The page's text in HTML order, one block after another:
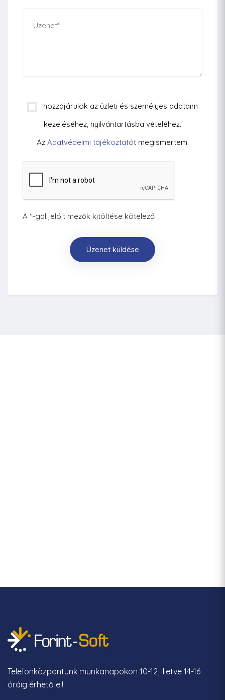
hozzájárulok az üzleti és személyes adataim
kezeléséhez, nyilvántartásba vételéhez.
Az Adatvédelmi tájékoztatót megismertem.
A *-gal jelölt mezők kitöltése kötelező
Üzenet küldése
Telefonközpontunk munkanapokon 10-12, illetve 14-16
óráig érhető el!